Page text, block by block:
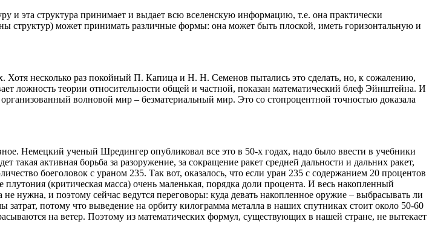
и эта структура принимает и выдает всю вселенскую информацию, т.е. она практически
может принимать различные формы: она может быть плоской, иметь горизонтальную и
несколько раз покойный П. Капица и Н. Н. Семенов пытались это сделать, но, к сожалению,
ложность теории относительности общей и частной, показан математический блеф Эйнштейна. И
волновой мир – безматериальный мир. Это со стопроцентной точностью доказала
Немецкий ученый Шредингер опубликовал все это в 50-х годах, надо было ввести в учебники
активная борьба за разоружение, за сокращение ракет средней дальности и дальних ракет,
боеголовок с ураном 235. Так вот, оказалось, что если уран 235 с содержанием 20 процентов
(критическая масса) очень маленькая, порядка доли процента. И весь накопленный
нужна, и поэтому сейчас ведутся переговоры: куда девать накопленное оружие – выбрасывать ли
потому что выведение на орбиту килограмма металла в наших спутниках стоит около 50-60
на ветер. Поэтому из математических формул, существующих в нашей стране, не вытекает